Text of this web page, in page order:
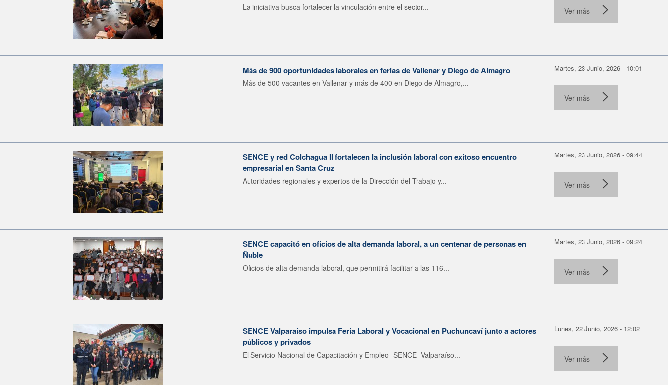
La iniciativa busca fortalecer la vinculación entre el sector... Ver más
Más de 900 oportunidades laborales en ferias de Vallenar y Diego de Almagro
Más de 500 vacantes en Vallenar y más de 400 en Diego de Almagro,...
Martes, 23 Junio, 2026 - 10:01
Ver más
SENCE y red Colchagua II fortalecen la inclusión laboral con exitoso encuentro
empresarial en Santa Cruz
Autoridades regionales y expertos de la Dirección del Trabajo y...
Martes, 23 Junio, 2026 - 09:44
Ver más
SENCE capacitó en oficios de alta demanda laboral, a un centenar de personas en
Ñuble
Oficios de alta demanda laboral, que permitirá facilitar a las 116...
Martes, 23 Junio, 2026 - 09:24
Ver más
SENCE Valparaíso impulsa Feria Laboral y Vocacional en Puchuncaví junto a actores
públicos y privados
El Servicio Nacional de Capacitación y Empleo -SENCE- Valparaíso...
Lunes, 22 Junio, 2026 - 12:02
Ver más